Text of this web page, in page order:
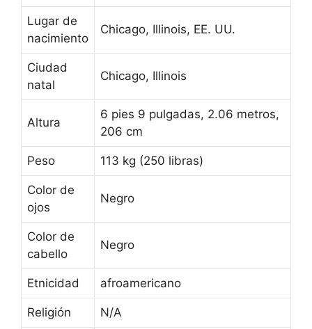
Lugar de
nacimiento
Chicago, Illinois, EE. UU.
Ciudad
natal
Chicago, Illinois
Altura
6 pies 9 pulgadas, 2.06 metros,
206 cm
Peso 113 kg (250 libras)
Color de
ojos
Negro
Color de
cabello
Negro
Etnicidad afroamericano
Religión N/A